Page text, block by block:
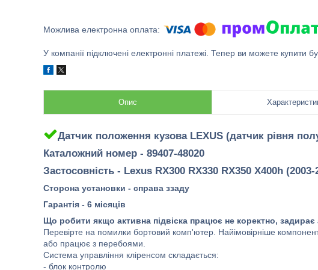
У компанії підключені електронні платежі. Тепер ви можете купити
Опис
Датчик положення кузова LEXUS (датчик рівня
Каталожний номер - 89407-48020
Застосовність - Lexus RX300 RX330 RX350 X400h (2003-
Сторона установки - справа ззаду
Гарантія - 6 місяців
Що робити якщо активна підвіска працює не коректно,
Перевірте на помилки бортовий комп'ютер. Найімовірніше
або працює з перебоями.
Система управління кліренсом складається:
- блок контролю